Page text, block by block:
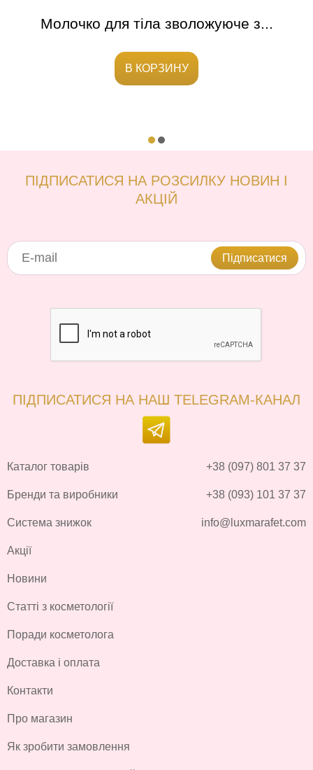
Молочко для тіла зволожуюче з...
В КОРЗИНУ
ПІДПИСАТИСЯ НА РОЗСИЛКУ НОВИН І
АКЦІЙ
Підписатися
ПІДПИСАТИСЯ НА НАШ TELEGRAM-КАНАЛ
Каталог товарів
Бренди та виробники
Система знижок
Акції
Новини
Статті з косметології
Поради косметолога
Доставка і оплата
Контакти
Про магазин
Як зробити замовлення
+38 (097) 801 37 37
+38 (093) 101 37 37
info@luxmarafet.com